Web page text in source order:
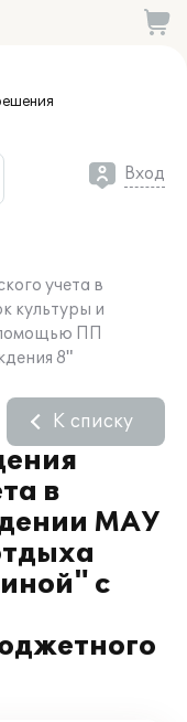
Вход
учета в
культуры и
ПП
8"
в
МАУ
с
К списку